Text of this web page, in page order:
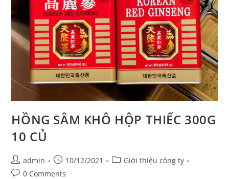
HỒNG SÂM KHÔ HỘP THIẾC 300G
10 CỦ
Post
author:
admin
Post
published:
10/12/2021
PostGiới thiệu công ty
Post0 Comments